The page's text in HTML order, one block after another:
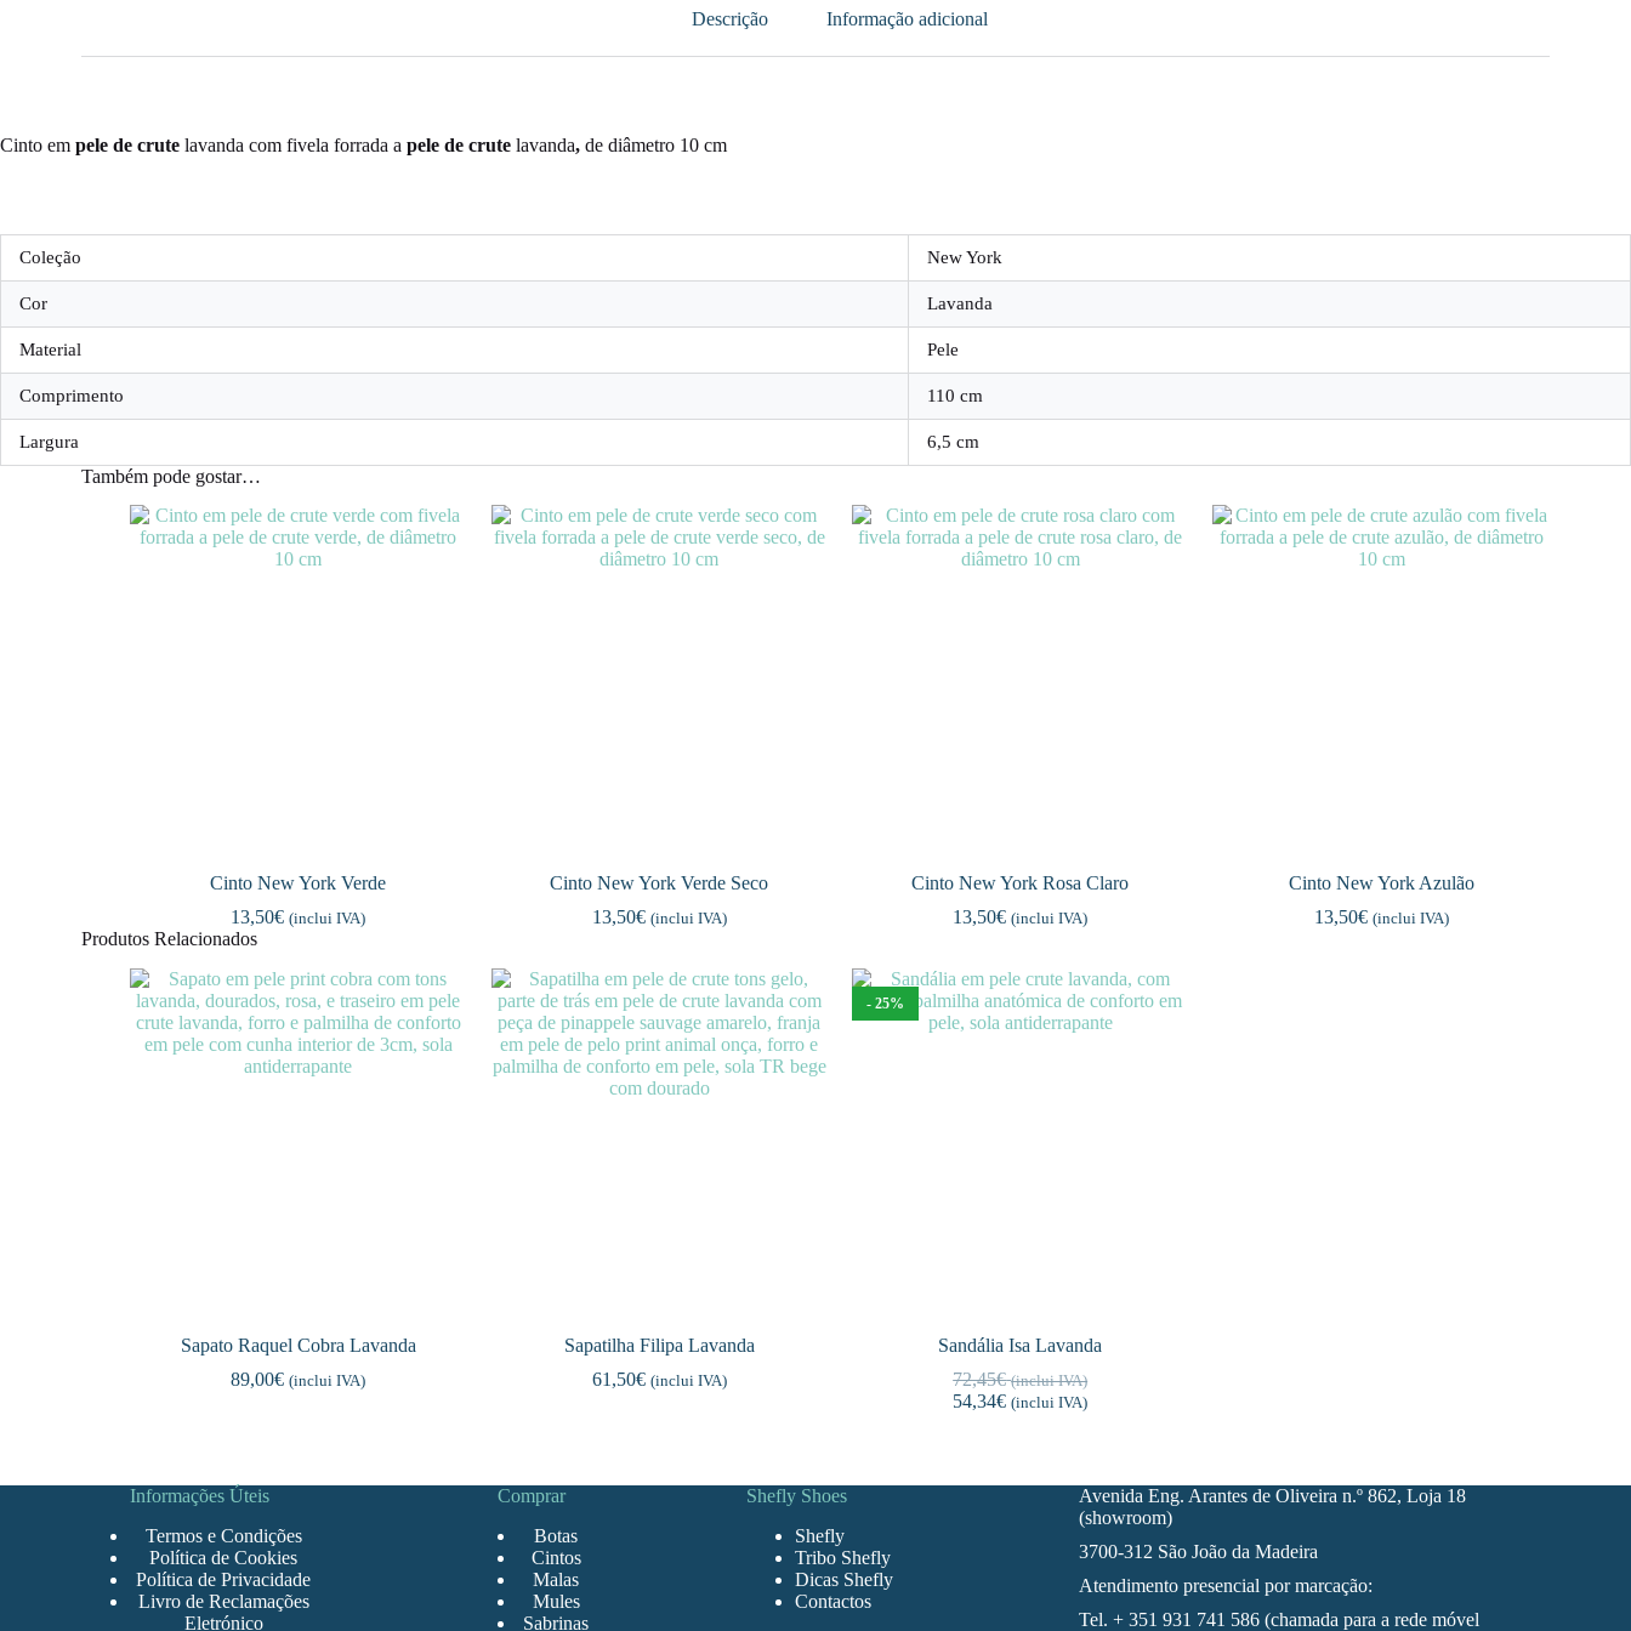
Descrição Informação adicional
Cinto em pele de crute lavanda com fivela forrada a pele de crute lavanda, de diâmetro 10 cm
Coleção New York
Cor Lavanda
Material Pele
Comprimento 110 cm
Largura 6,5 cm
Também pode gostar…
Cinto New York Verde
13,50€ (inclui IVA)
Cinto New York Verde Seco
13,50€ (inclui IVA)
Cinto New York Rosa Claro
13,50€ (inclui IVA)
Cinto New York Azulão
13,50€ (inclui IVA)
Produtos Relacionados
Sapato Raquel Cobra Lavanda
89,00€ (inclui IVA)
Sapatilha Filipa Lavanda
61,50€ (inclui IVA)
- 25%
Sandália Isa Lavanda
72,45€ (inclui IVA)
54,34€ (inclui IVA)
Informações Úteis
Termos e Condições
Política de Cookies
Política de Privacidade
Livro de Reclamações
Eletrónico
Comprar
Botas
Cintos
Malas
Mules
Sabrinas
Shefly Shoes
Shefly
Tribo Shefly
Dicas Shefly
Contactos
Avenida Eng. Arantes de Oliveira n.º 862, Loja 18
(showroom)
3700-312 São João da Madeira
Atendimento presencial por marcação:
Tel. + 351 931 741 586 (chamada para a rede móvel